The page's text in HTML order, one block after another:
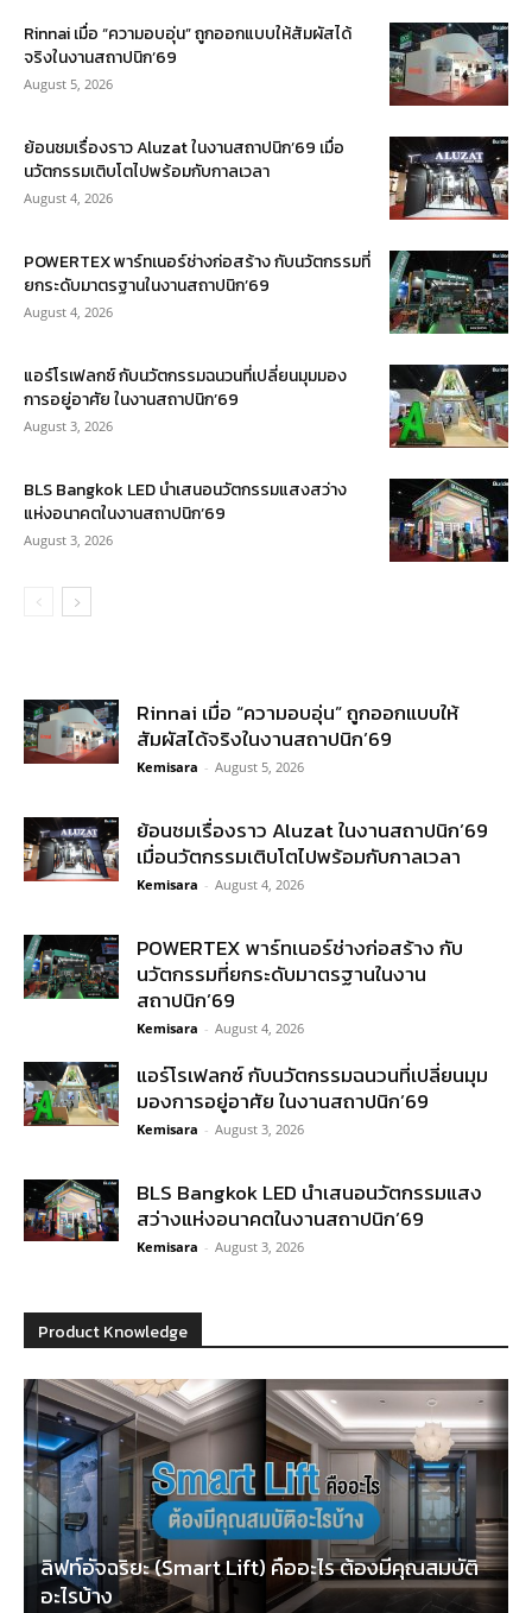
Rinnai เมื่อ “ความอบอุ่น” ถูกออกแบบให้สัมผัสได้
จริงในงานสถาปนิก’69
August 5, 2026
ย้อนชมเรื่องราว Aluzat ในงานสถาปนิก’69 เมื่อ
นวัตกรรมเติบโตไปพร้อมกับกาลเวลา
August 4, 2026
POWERTEX พาร์ทเนอร์ช่างก่อสร้าง กับนวัตกรรมที่
ยกระดับมาตรฐานในงานสถาปนิก’69
August 4, 2026
แอร์โรเฟลกซ์ กับนวัตกรรมฉนวนที่เปลี่ยนมุมมอง
การอยู่อาศัย ในงานสถาปนิก’69
August 3, 2026
BLS Bangkok LED นำเสนอนวัตกรรมแสงสว่าง
แห่งอนาคตในงานสถาปนิก’69
August 3, 2026
Rinnai เมื่อ “ความอบอุ่น” ถูกออกแบบให้
สัมผัสได้จริงในงานสถาปนิก’69
Kemisara - August 5, 2026
ย้อนชมเรื่องราว Aluzat ในงานสถาปนิก’69
เมื่อนวัตกรรมเติบโตไปพร้อมกับกาลเวลา
Kemisara - August 4, 2026
POWERTEX พาร์ทเนอร์ช่างก่อสร้าง กับ
นวัตกรรมที่ยกระดับมาตรฐานในงาน
สถาปนิก’69
Kemisara - August 4, 2026
แอร์โรเฟลกซ์ กับนวัตกรรมฉนวนที่เปลี่ยนมุม
มองการอยู่อาศัย ในงานสถาปนิก’69
Kemisara - August 3, 2026
BLS Bangkok LED นำเสนอนวัตกรรมแสง
สว่างแห่งอนาคตในงานสถาปนิก’69
Kemisara - August 3, 2026
Product Knowledge
ลิฟท์อัจฉริยะ (Smart Lift) คืออะไร ต้องมีคุณสมบัติ
อะไรบ้าง